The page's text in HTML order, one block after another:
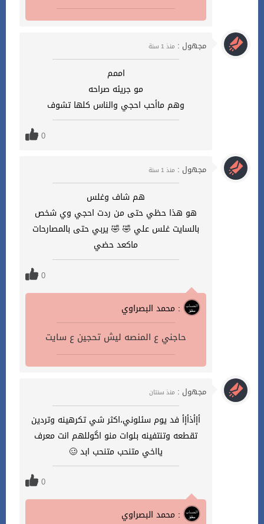
مجهول : منذ 1 سنة
اممم
مو جريئه صراحه
وهم ماأحب احجي والناس كلها تشوف
0
مجهول : منذ 1 سنة
هم شاف وغلس
هو هذا حظي حتى من ردت احجي وي شخص
بالسايت غلس علي 🤣 🤣 يربي حتى بالمصارحات
ماكعد حضي
0
محمد البصراوي :
حاجني ع المنصه ليش تحجين ع سايت
مجهول : منذ سنتان
أإأذأإأ فد يوم سئلوني،اكثر شي تكرهينه وتردين
تقطعه وتنتفينه بلوات منو اگوللهم انت معرف
يااخي متنحب متنحب ابد 🥴
0
محمد البصراوي :